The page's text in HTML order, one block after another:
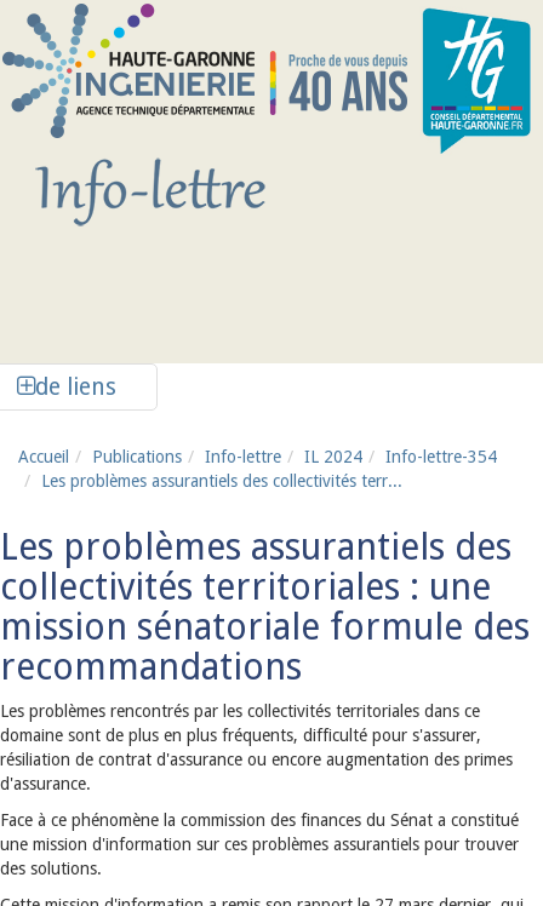
Aller au contenu principal
de liens
Accueil Publications Info-lettre IL 2024
Info-lettre-354
Les problèmes assurantiels des collectivités terr...
Les problèmes assurantiels des
collectivités territoriales : une
mission sénatoriale formule des
recommandations
Les problèmes rencontrés par les collectivités territoriales dans ce
domaine sont de plus en plus fréquents, difficulté pour s'assurer,
résiliation de contrat d'assurance ou encore augmentation des primes
d'assurance.
Face à ce phénomène la commission des finances du Sénat a constitué
une mission d'information sur ces problèmes assurantiels pour trouver
des solutions.